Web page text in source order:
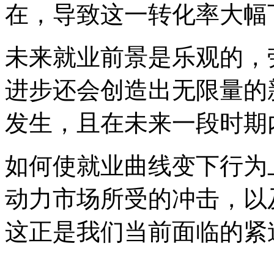
在，导致这一转化率大幅
未来就业前景是乐观的
进步还会创造出无限量
发生，且在未来一段时
如何使就业曲线变下行
动力市场所受的冲击，
这正是我们当前面临的